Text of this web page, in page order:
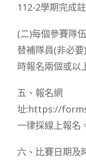
112-2學期完成
(二)每個參賽隊
替補隊員(非必
時報名兩個或以
五、報名網
址:https://
一律採線上報名
六、比賽日期及